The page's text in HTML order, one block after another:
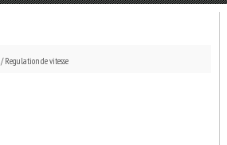
/ Regulation de vitesse